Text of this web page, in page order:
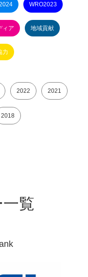
WRO2023
ィア 地域貢献
力
2022 2021
2018
覧